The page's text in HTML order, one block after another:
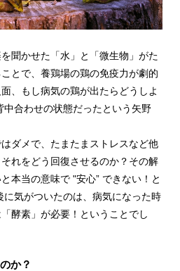
聞かせた「水」と「微生物」がた
とで、養鶏場の鶏の免疫力が劇的
、もし病気の鶏が出たらどうしよ
中合わせの状態だったという矢野
ダメで、たまたまストレスなど他
れをどう回復させるのか？その解
本当の意味で "安心” できない！と
気がついたのは、病気になった時
酵素」が必要！ということでし
か？